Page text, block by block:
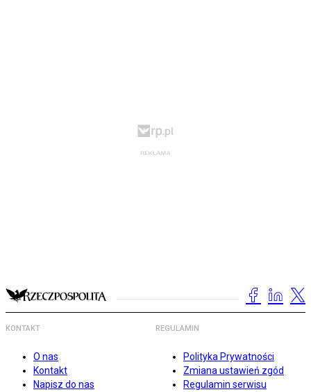
KONTAKT
O nas
Kontakt
Napisz do nas
REGULAMIN
Polityka Prywatności
Zmiana ustawień zgód
Regulamin serwisu